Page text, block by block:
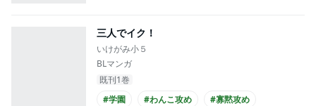
三人でイク！
いけがみ小５
BLマンガ
既刊1巻
#学園
#わんこ攻め
#寡黙攻め